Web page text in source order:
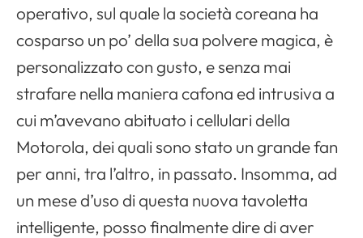
operativo, sul quale la società coreana ha
cosparso un po’ della sua polvere magica, è
personalizzato con gusto, e senza mai
strafare nella maniera cafona ed intrusiva a
cui m’avevano abituato i cellulari della
Motorola, dei quali sono stato un grande fan
per anni, tra l’altro, in passato. Insomma, ad
un mese d’uso di questa nuova tavoletta
intelligente, posso finalmente dire di aver
Apri il menu di navigazione